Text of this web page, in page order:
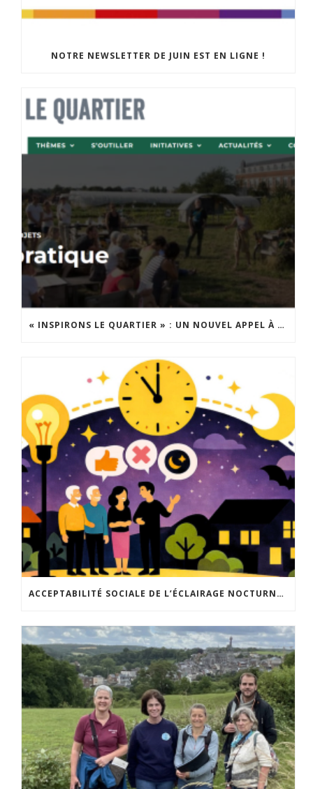
NOTRE NEWSLETTER DE JUIN EST EN LIGNE !
« INSPIRONS LE QUARTIER » : UN NOUVEL APPEL À PROJETS EST LANCÉ !
ACCEPTABILITÉ SOCIALE DE L’ÉCLAIRAGE NOCTURNE : LE REPLAY EST DISPONIBLE